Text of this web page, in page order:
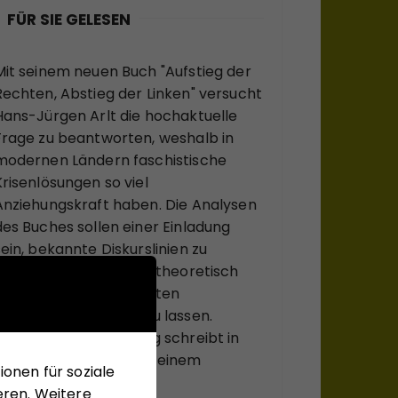
FÜR SIE GELESEN
seinem neuen Buch "Aufstieg der
Abstieg der Linken" versucht
Jürgen Arlt die hochaktuelle
zu beantworten, weshalb in
Ländern faschistische
so viel
haben. Die Analysen
Buches sollen einer Einladung
bekannte Diskurslinien zu
verlassen, sich, systemtheoretisch
inspiriert, zu ungewohnten
Sichtweisen anregen zu lassen.
Schulze-Böing schreibt in
seinem Buch-Tipp von einem
Entwurf eines
für soziale